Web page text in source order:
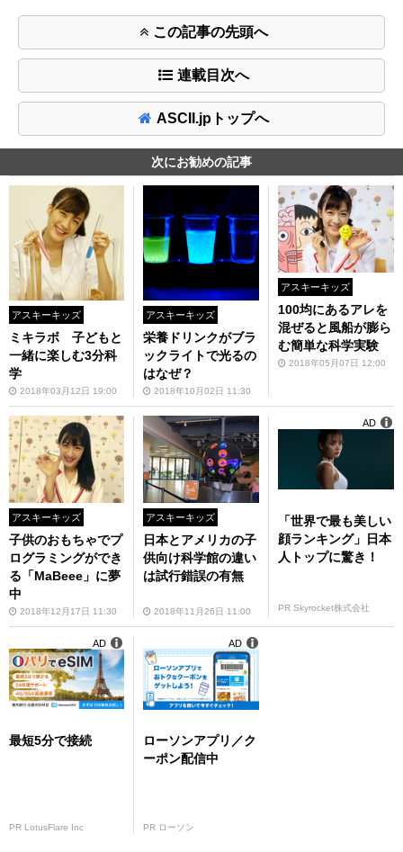
この記事の先頭へ
連載目次へ
ASCII.jpトップへ
次にお勧めの記事
アスキーキッズ
ミキラボ 子どもと
一緒に楽しむ3分科
学
2018年03月12日 19:00
アスキーキッズ
栄養ドリンクがブラ
ックライトで光るの
はなぜ？
2018年10月02日 11:30
アスキーキッズ
100均にあるアレを
混ぜると風船が膨ら
む簡単な科学実験
2018年05月07日 12:00
アスキーキッズ
子供のおもちゃでプ
ログラミングができ
る「MaBeee」に夢
中
2018年12月17日 11:30
アスキーキッズ
日本とアメリカの子
供向け科学館の違い
は試行錯誤の有無
2018年11月26日 11:00
「世界で最も美しい
顔ランキング」日本
人トップに驚き！
PR Skyrocket株式会社
AD
最短5分で接続
PR LotusFlare Inc
AD
ローソンアプリ／ク
ーポン配信中
PR ローソン
AD